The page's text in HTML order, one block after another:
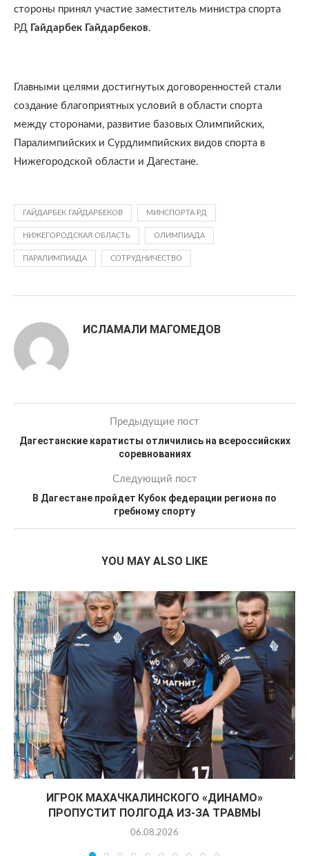
стороны принял участие заместитель министра спорта
РД Гайдарбек Гайдарбеков.
Главными целями достигнутых договоренностей стали
создание благоприятных условий в области спорта
между сторонами, развитие базовых Олимпийских,
Паралимпийских и Сурдлимпийских видов спорта в
Нижегородской области и Дагестане.
ГАЙДАРБЕК ГАЙДАРБЕКОВ МИНСПОРТА РД
НИЖЕГОРОДСКАЯ ОБЛАСТЬ ОЛИМПИАДА
ПАРАЛИМПИАДА СОТРУДНИЧЕСТВО
ИСЛАМАЛИ МАГОМЕДОВ
Предыдущие пост
Дагестанские каратисты отличились на всероссийских
соревнованиях
Следующий пост
В Дагестане пройдет Кубок федерации региона по
гребному спорту
YOU MAY ALSO LIKE
ИГРОК МАХАЧКАЛИНСКОГО «ДИНАМО»
ПРОПУСТИТ ПОЛГОДА ИЗ-ЗА ТРАВМЫ
06.08.2026